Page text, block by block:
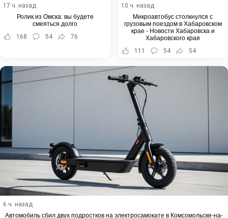
17 ч. назад
Ролик из Омска: вы будете
смеяться долго
168
54 76
10 ч. назад
Микроавтобус столкнулся с
грузовым поездом в Хабаровском
крае - Новости Хабаровска и
Хабаровского края
111
54 54
6 ч. назад
Автомобиль сбил двух подростков на электросамокате в Комсомольске-на-